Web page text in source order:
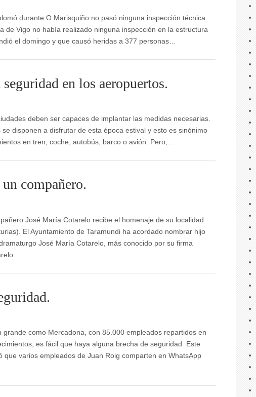
durante O Marisquiño no pasó ninguna inspección técnica.
de Vigo no había realizado ninguna inspección en la estructura
el domingo y que causó heridas a 377 personas…
en los aeropuertos.
deben ser capaces de implantar las medidas necesarias.
se disponen a disfrutar de esta época estival y esto es sinónimo
en tren, coche, autobús, barco o avión. Pero,…
compañero.
José María Cotarelo recibe el homenaje de su localidad
El Ayuntamiento de Taramundi ha acordado nombrar hijo
José María Cotarelo, más conocido por su firma
grande como Mercadona, con 85.000 empleados repartidos en
es fácil que haya alguna brecha de seguridad. Este
que varios empleados de Juan Roig comparten en WhatsApp